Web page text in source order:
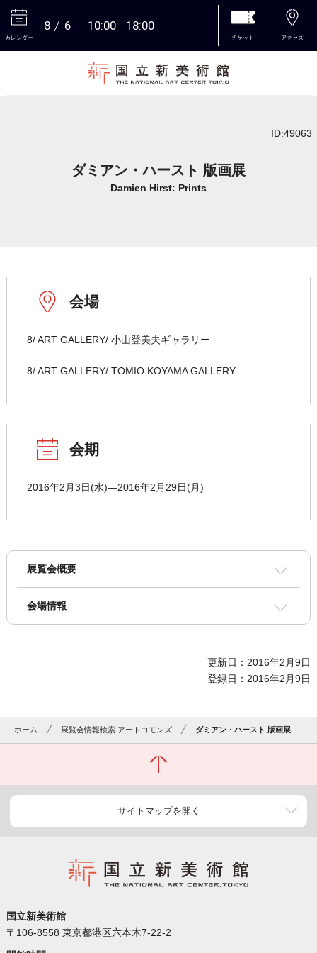
カレンダー
8 6 10:00 18:00
チケット アクセス
ID:49063
ダミアン・ハースト 版画展
Damien Hirst: Prints
会場
8/ ART GALLERY/ 小山登美夫ギャラリー
8/ ART GALLERY/ TOMIO KOYAMA GALLERY
会期
2016年2月3日(水)―2016年2月29日(月)
展覧会概要
会場情報
更新日：2016年2月9日
登録日：2016年2月9日
ホーム 展覧会情報検索 アートコモンズ ダミアン・ハースト 版画展
サイトマップを開く
国立新美術館
〒106-8558 東京都港区六本木7-22-2